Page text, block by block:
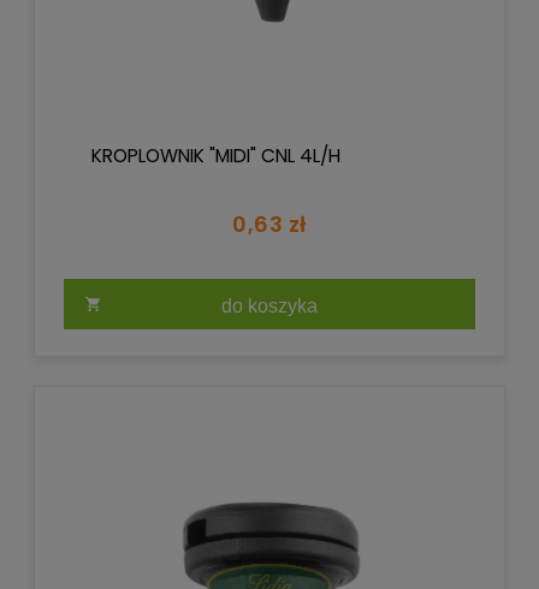
KROPLOWNIK "MIDI" CNL 4L/H
0,63 zł
do koszyka